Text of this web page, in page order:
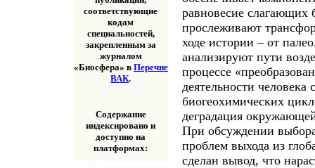
соответствующие
кодам
специальностей,
закрепленным за
журналом
«Биосфера» в Перечне
ВАК.
Содержание
индексировано и
доступно на
платформах:
равновесие слагающих
прослеживают
ходе истории – от
анализируют пути
процессе
деятельности человека
биогеохимических
деградация
При обсуждении
проблем выхода из
сделан вывод, что